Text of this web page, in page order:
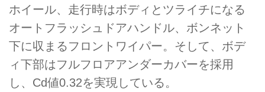
ホイール、走行時はボディとツライチになる
オートフラッシュドアハンドル、ボンネット
下に収まるフロントワイパー。そして、ボデ
ィ下部はフルフロアアンダーカバーを採用
し、Cd値0.32を実現している。